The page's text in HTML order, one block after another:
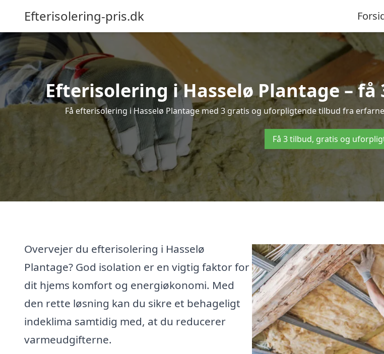
Efterisolering-pris.dk
Efterisolering i Hasselø Plantage –
Få efterisolering i Hasselø Plantage med 3 gratis og uforpligtende tilbud fra
Få 3 tilbud, gratis og
Overvejer du efterisolering i Hasselø
Plantage? God isolation er en vigtig faktor for
dit hjems komfort og energiøkonomi. Med
den rette løsning kan du sikre et behageligt
indeklima samtidig med, at du reducerer
varmeudgifterne.